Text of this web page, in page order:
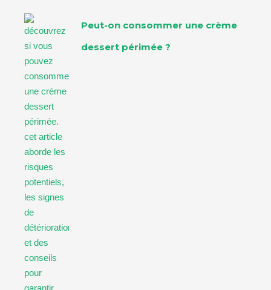
Peut-on consommer une crème
dessert périmée ?